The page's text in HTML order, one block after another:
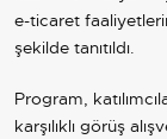
e-ticaret
şekilde tanıtıldı.
Program,
karşılıklı görüş